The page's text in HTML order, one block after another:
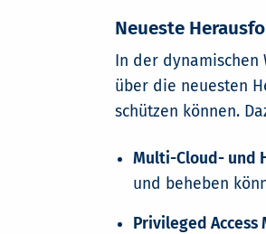
Neueste
In der dynamischen
über die neuesten
schützen können.
Multi-Cloud- und
und beheben
Privileged Access